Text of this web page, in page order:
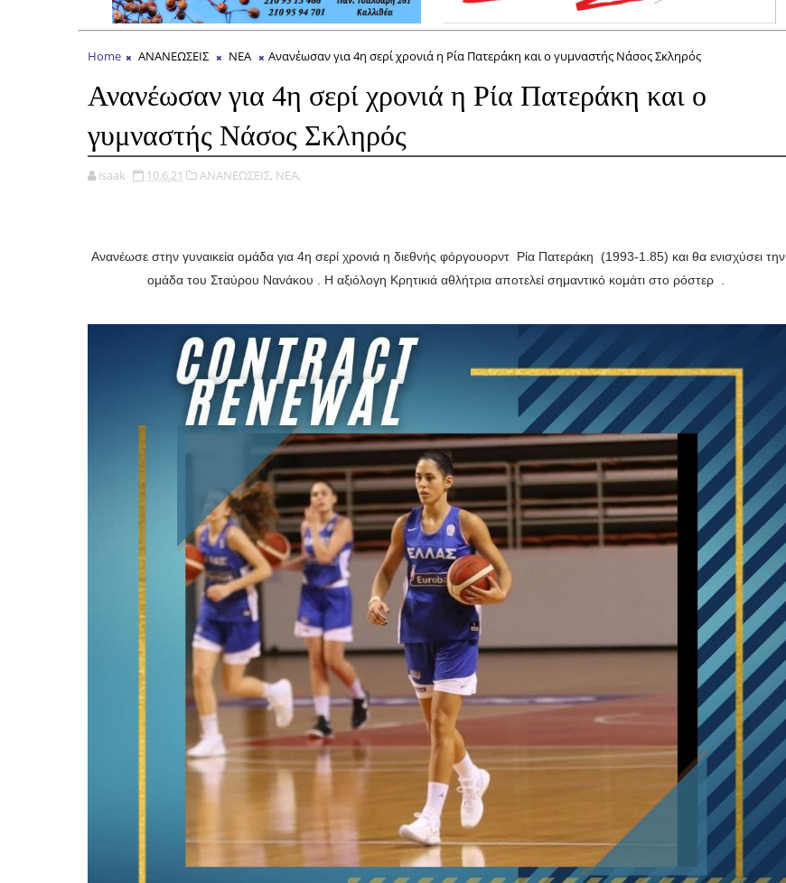
Home ΑΝΑΝΕΩΣΕΙΣ ΝΕΑ Ανανέωσαν για 4η σερί χρονιά η Ρία Πατεράκη και ο γυμναστής Νάσος Σκληρός
Ανανέωσαν για 4η σερί χρονιά η Ρία Πατεράκη και ο
γυμναστής Νάσος Σκληρός
isaak 10.6.21 ΑΝΑΝΕΩΣΕΙΣ, ΝΕΑ,
Ανανέωσε στην γυναικεία ομάδα για 4η σερί χρονιά η διεθνής φόργουορντ Ρία Πατεράκη (1993-1.85) και θα ενισχύσει την
ομάδα του Σταύρου Νανάκου . Η αξιόλογη Κρητικιά αθλήτρια αποτελεί σημαντικό κομάτι στο ρόστερ .